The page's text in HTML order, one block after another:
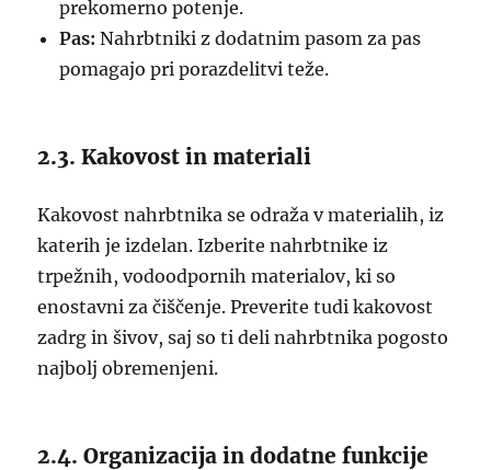
prekomerno potenje.
Pas: Nahrbtniki z dodatnim pasom za pas
pomagajo pri porazdelitvi teže.
2.3. Kakovost in materiali
Kakovost nahrbtnika se odraža v materialih, iz
katerih je izdelan. Izberite nahrbtnike iz
trpežnih, vodoodpornih materialov, ki so
enostavni za čiščenje. Preverite tudi kakovost
zadrg in šivov, saj so ti deli nahrbtnika pogosto
najbolj obremenjeni.
2.4. Organizacija in dodatne funkcije